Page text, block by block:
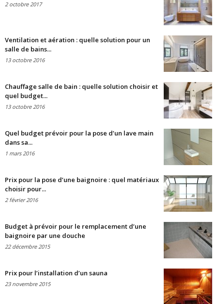
2 octobre 2017
Ventilation et aération : quelle solution pour un
salle de bains...
13 octobre 2016
Chauffage salle de bain : quelle solution choisir et
quel budget...
13 octobre 2016
Quel budget prévoir pour la pose d’un lave main
dans sa...
1 mars 2016
Prix pour la pose d’une baignoire : quel matériaux
choisir pour...
2 février 2016
Budget à prévoir pour le remplacement d’une
baignoire par une douche
22 décembre 2015
Prix pour l’installation d’un sauna
23 novembre 2015